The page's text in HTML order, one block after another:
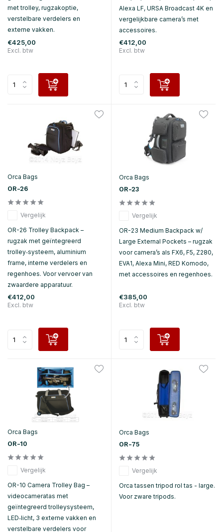
met trolley, rugzakoptie,
verstelbare verdelers en
externe vakken.
€425,00
Excl. btw
Alexa LF, URSA Broadcast 4K en
vergelijkbare camera’s met
accessoires.
€412,00
Excl. btw
Orca Bags
OR-26
Vergelijk
OR-26 Trolley Backpack –
rugzak met geïntegreerd
trolley‑systeem, aluminium
frame, interne verdelers en
regenhoes. Voor vervoer van
zwaardere apparatuur.
€412,00
Excl. btw
Orca Bags
OR-23
Vergelijk
OR-23 Medium Backpack w/
Large External Pockets – rugzak
voor camera’s als FX6, F5, Z280,
EVA1, Alexa Mini, RED Komodo,
met accessoires en regenhoes.
€385,00
Excl. btw
Orca Bags
OR-10
Vergelijk
OR-10 Camera Trolley Bag –
videocameratas met
geïntegreerd trolleysysteem,
LED‑licht, 3 externe vakken en
verstelbare verdelers voor
Orca Bags
OR-75
Vergelijk
Orca tassen tripod rol tas - large.
Voor zware tripods.